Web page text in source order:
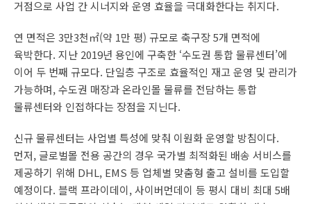
거점으로 사업 간 시너지와 운영 효율을 극대화한다는 취지다.
연 면적은 3만3천㎡(약 1만 평) 규모로 축구장 5개 면적에
육박한다. 지난 2019년 용인에 구축한 ‘수도권 통합 물류센터’에
이어 두 번째 규모다. 단일층 구조로 효율적인 재고 운영 및 관리가
가능하며, 수도권 매장과 온라인몰 물류를 전담하는 통합
물류센터와 인접하다는 장점을 지닌다.
신규 물류센터는 사업별 특성에 맞춰 이원화 운영할 방침이다.
먼저, 글로벌몰 전용 공간의 경우 국가별 최적화된 배송 서비스를
제공하기 위해 DHL, EMS 등 업체별 맞춤형 출고 설비를 도입할
예정이다. 블랙 프라이데이, 사이버먼데이 등 평시 대비 최대 5배